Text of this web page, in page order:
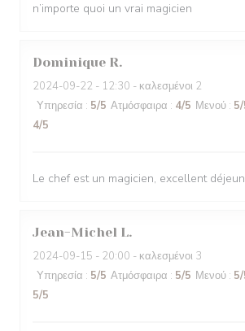
n’importe quoi un vrai magicien
Dominique R
2024-09-22 - 12:30 - καλεσμένοι 2
Υπηρεσία : 5/5 Ατμόσφαιρα : 4/5 Μενού : 5
4/5
Le chef est un magicien, excellent
Jean-Michel L
2024-09-15 - 20:00 - καλεσμένοι 3
Υπηρεσία : 5/5 Ατμόσφαιρα : 5/5 Μενού : 5
5/5